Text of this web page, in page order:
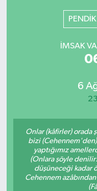
PENDİK
İMSAK
6
Onlar (kâfirler) orada
bizi (Cehennem'den)
yaptığımız
(Onlara şöyle
düşüneceği kadar
Cehennem
EKONOMİ
KÜLTÜR - SANAT
MAGAZİN
Haber Arşivi